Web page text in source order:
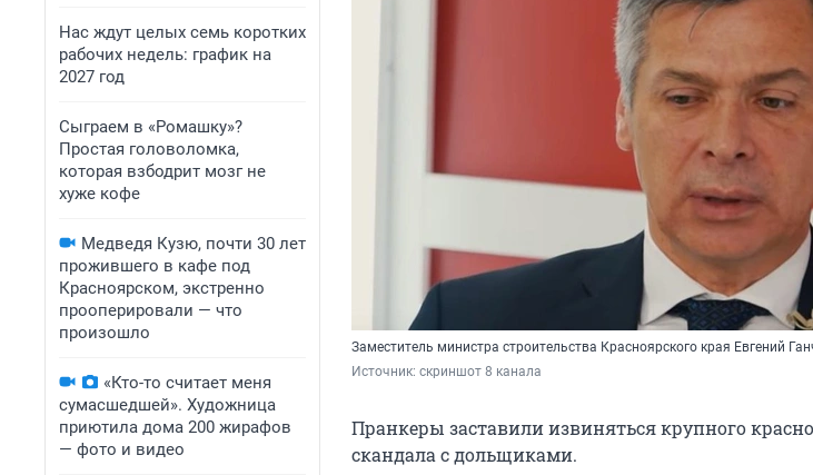
Нас ждут целых семь коротких
рабочих недель: график на
2027 год
Сыграем в «Ромашку»?
Простая головоломка,
которая взбодрит мозг не
хуже кофе
Медведя Кузю, почти 30 лет
прожившего в кафе под
Красноярском, экстренно
прооперировали — что
произошло
«Кто-то считает меня
сумасшедшей». Художница
приютила дома 200 жирафов
— фото и видео
Заместитель министра строительства Красноярского края Евгений
Источник: скриншот 8 канала
Пранкеры заставили извиняться крупного
скандала с дольщиками.